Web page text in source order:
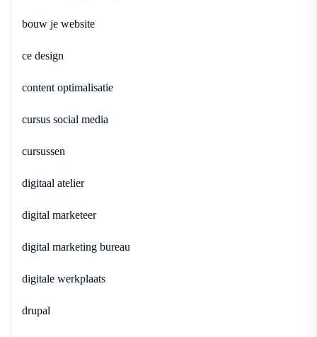
bouw je website
ce design
content optimalisatie
cursus social media
cursussen
digitaal atelier
digital marketeer
digital marketing bureau
digitale werkplaats
drupal